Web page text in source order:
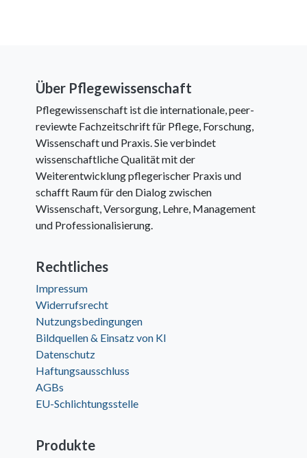
Über Pflegewissenschaft
Pflegewissenschaft ist die internationale, peer-
reviewte Fachzeitschrift für Pflege, Forschung,
Wissenschaft und Praxis. Sie verbindet
wissenschaftliche Qualität mit der
Weiterentwicklung pflegerischer Praxis und
schafft Raum für den Dialog zwischen
Wissenschaft, Versorgung, Lehre, Management
und Professionalisierung.
Rechtliches
Impressum
Widerrufsrecht
Nutzungsbedingungen
Bildquellen & Einsatz von KI
Datenschutz
Haftungsausschluss
AGBs
EU-Schlichtungsstelle
Produkte